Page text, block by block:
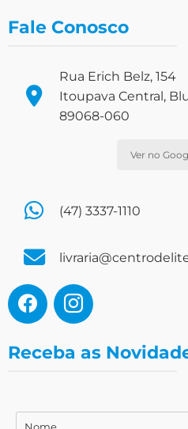
Fale Conosco
Rua Erich Belz, 154
Itoupava Central,
89068-060
Ver no
(47) 3337-1110
Receba as
Nome